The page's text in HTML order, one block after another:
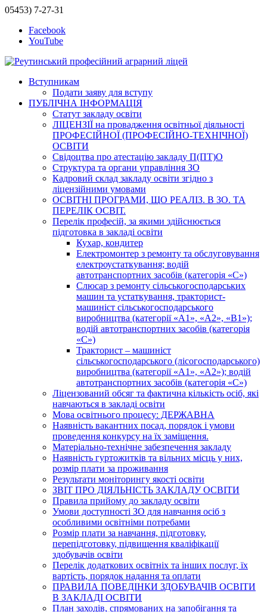
05453) 7-27-31
Facebook
YouTube
Вступникам
Подати заяву для вступу
ПУБЛІЧНА ІНФОРМАЦІЯ
Статут закладу освіти
ЛІЦЕНЗІЇ на провадження освітньої діяльності
ПРОФЕСІЙНОЇ (ПРОФЕСІЙНО-ТЕХНІЧНОЇ)
ОСВІТИ
Свідоцтва про атестацію закладу П(ПТ)О
Структура та органи управління ЗО
Кадровий склад закладу освіти згідно з
ліцензійними умовами
ОСВІТНІ ПРОГРАМИ, ЩО РЕАЛІЗ. В ЗО. ТА
ПЕРЕЛІК ОСВІТ.
Перелік професій, за якими здійснюється
підготовка в закладі освіти
Кухар, кондитер
Електромонтер з ремонту та обслуговування
електроустаткування; водій
автотранспортних засобів (категорія «С»)
Слюсар з ремонту сільськогосподарських
машин та устаткування, тракторист-
машиніст сільськогосподарського
виробництва (категорії «А1», «А2», «В1»);
водій автотранспортних засобів (категорія
«С»)
Тракторист – машиніст
сільськогосподарського (лісогосподарського)
виробництва (категорії «А1», «А2»); водій
автотранспортних засобів (категорія «С»)
Ліцензований обсяг та фактична кількість осіб, які
навчаються в закладі освіти
Мова освітнього процесу: ДЕРЖАВНА
Наявність вакантних посад, порядок і умови
проведення конкурсу на їх заміщення.
Матеріально-технічне забезпечення закладу
Наявність гуртожитків та вільних місць у них,
розмір плати за проживання
Результати моніторингу якості освіти
ЗВІТ ПРО ДІЯЛЬНІСТЬ ЗАКЛАДУ ОСВІТИ
Правила прийому до закладу освіти
Умови доступності ЗО для навчання осіб з
особливими освітніми потребами
Розмір плати за навчання, підготовку,
перепідготовку, підвищення кваліфікації
здобувачів освіти
Перелік додаткових освітніх та інших послуг, їх
вартість, порядок надання та оплати
ПРАВИЛА ПОВЕДІНКИ ЗДОБУВАЧІВ ОСВІТИ
В ЗАКЛАДІ ОСВІТИ
План заходів, спрямованих на запобігання та